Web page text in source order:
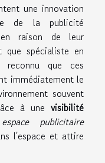
une innovation
de la publicité
en raison de leur
spécialiste en
reconnu que ces
immédiatement le
souvent
à une visibilité
espace publicitaire
l'espace et attire